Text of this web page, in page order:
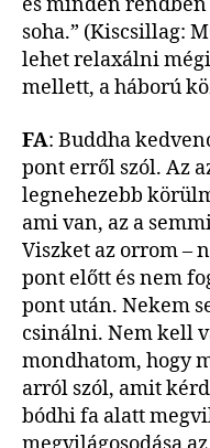
soha.” (Kiscsillag:
lehet relaxálni
mellett, a háború
FA: Buddha
pont erről szól. Az
legnehezebb
ami van, az a
Viszket az orrom –
pont előtt és nem
pont után. Nekem
csinálni. Nem kell
mondhatom, hogy
arról szól, amit
bódhi fa alatt